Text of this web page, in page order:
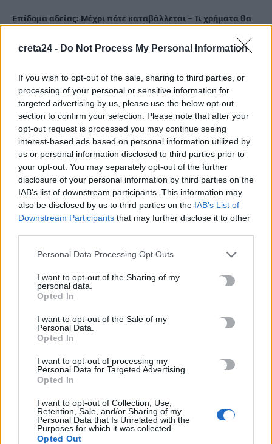
creta24 - Do Not Process My Personal Information
If you wish to opt-out of the sale, sharing to third parties, or
processing of your personal or sensitive information for
targeted advertising by us, please use the below opt-out
section to confirm your selection. Please note that after your
opt-out request is processed you may continue seeing
interest-based ads based on personal information utilized by
us or personal information disclosed to third parties prior to
your opt-out. You may separately opt-out of the further
disclosure of your personal information by third parties on the
IAB’s list of downstream participants. This information may
also be disclosed by us to third parties on the IAB’s List of
Downstream Participants that may further disclose it to other
Personal Data Processing Opt Outs
I want to opt-out of the Sharing of my
personal data.
Opted In
I want to opt-out of the Sale of my
Personal Data.
Opted In
I want to opt-out of processing my
Personal Data for Targeted Advertising.
Opted In
I want to opt-out of Collection, Use,
Retention, Sale, and/or Sharing of my
Personal Data that Is Unrelated with the
Purposes for which it was collected.
Opted Out
Επίδομα αδείας: Μέχρι πότε καταβάλλεται – Τι χρήματα θα
9 Αυγούστου, 2026
Διαγνωστικές εξετάσεις: Υποχρεωτική ψηφιακή ανάρτηση
αποτελεσμάτων από 1η Σεπτεμβρίου
9 Αυγούστου, 2026
Αλλαγές στην ειδική άδεια μητρότητας – Επεκτείνεται σε
περισσότερες κατηγορίες δικαιούχων
9 Αυγούστου, 2026
Έρχονται εκπτώσεις έως 20% στα σούπερ μάρκετ – Ποια
προϊόντα μπαίνουν στο νέο πρόγραμμα συγκράτησης τιμών
9 Αυγούστου, 2026
σορτς σε εκδήλωση μνήμης για Ισαάκ και Σολωμού
9 Αυγούστου, 2026
Συναγερμός για εξαφάνιση 31χρονου σε χωριό της Έδεσσας –
Σε πιθανό κίνδυνο η ζωή του
9 Αυγούστου, 2026
Πρωτάθλημα Κωπηλασίας Κ19
9 Αυγούστου, 2026